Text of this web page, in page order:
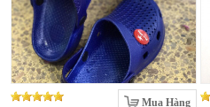
Mua Hàng